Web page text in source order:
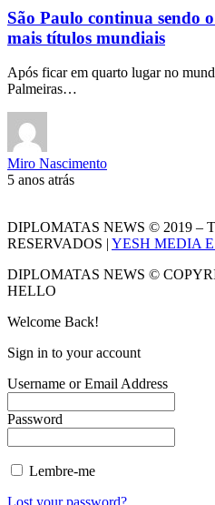
São Paulo continua sendo
mais títulos mundiais
Após ficar em quarto lugar no
Palmeiras…
Miro Nascimento
5 anos atrás
DIPLOMATAS NEWS © 2019 –
RESERVADOS | YESH MEDIA
DIPLOMATAS NEWS ©
HELLO
Welcome Back!
Sign in to your account
Username or Email Address
Password
Lembre-me